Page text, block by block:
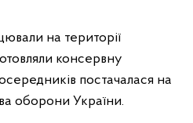
на території
консервну
постачалася на
оборони України.